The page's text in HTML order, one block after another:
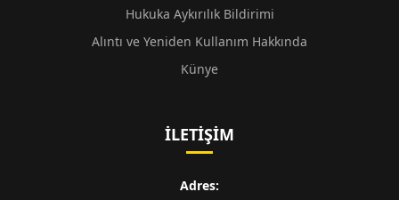
Hukuka Aykırılık Bildirimi
Alıntı ve Yeniden Kullanım Hakkında
Künye
İLETIŞIM
Adres: